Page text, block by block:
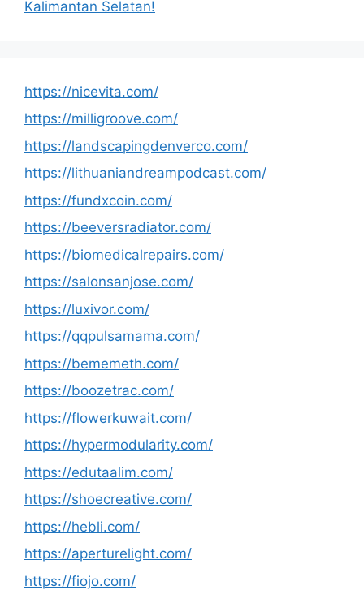
Kalimantan Selatan!
https://nicevita.com/
https://milligroove.com/
https://landscapingdenverco.com/
https://lithuaniandreampodcast.com/
https://fundxcoin.com/
https://beeversradiator.com/
https://biomedicalrepairs.com/
https://salonsanjose.com/
https://luxivor.com/
https://qqpulsamama.com/
https://bememeth.com/
https://boozetrac.com/
https://flowerkuwait.com/
https://hypermodularity.com/
https://edutaalim.com/
https://shoecreative.com/
https://hebli.com/
https://aperturelight.com/
https://fiojo.com/